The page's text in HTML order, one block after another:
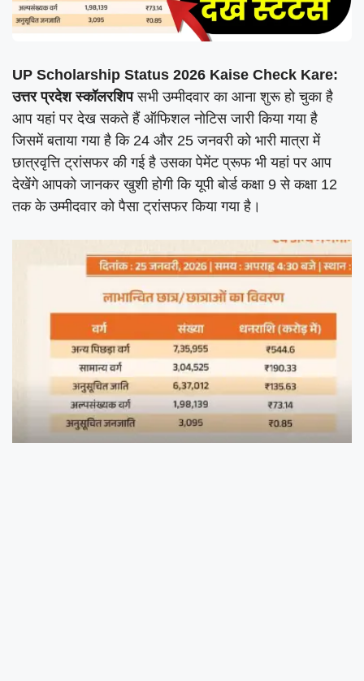
UP Scholarship Status 2026 Kaise Check Kare:
उत्तर प्रदेश स्कॉलरशिपसभी उम्मीदवार का आना शुरू हो चुका है
आप यहां पर देख सकते हैं ऑफिशल नोटिस जारी किया गया है
जिसमें बताया गया है कि 24 और 25 जनवरी को भारी मात्रा में
छात्रवृत्ति ट्रांसफर की गई है उसका पेमेंट प्रूफ भी यहां पर आप
देखेंगे आपको जानकर खुशी होगी कि यूपी बोर्ड कक्षा 9 से कक्षा 12
तक के उम्मीदवार को पैसा ट्रांसफर किया गया है।